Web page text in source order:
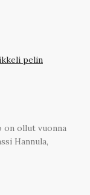
pelin
on ollut vuonna
Hannula,